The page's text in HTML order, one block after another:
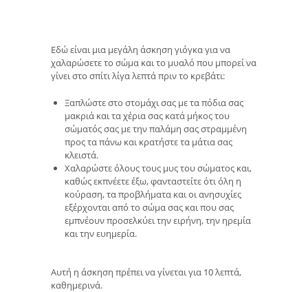
Εδώ είναι μια μεγάλη άσκηση γιόγκα για να
χαλαρώσετε το σώμα και το μυαλό που μπορεί να
γίνει στο σπίτι λίγα λεπτά πριν το κρεβάτι:
Ξαπλώστε στο στομάχι σας με τα πόδια σας
μακριά και τα χέρια σας κατά μήκος του
σώματός σας με την παλάμη σας στραμμένη
προς τα πάνω και κρατήστε τα μάτια σας
κλειστά.
Χαλαρώστε όλους τους μυς του σώματος και,
καθώς εκπνέετε έξω, φανταστείτε ότι όλη η
κούραση, τα προβλήματα και οι ανησυχίες
εξέρχονται από το σώμα σας και που σας
εμπνέουν προσελκύει την ειρήνη, την ηρεμία
και την ευημερία.
Αυτή η άσκηση πρέπει να γίνεται για 10 λεπτά,
καθημερινά.